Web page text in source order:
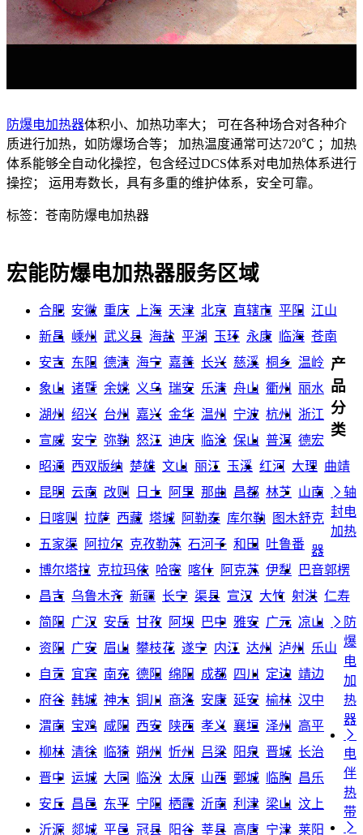
防爆电加热器体积小、加热功率大； 可在各种场合对各种介
质进行加热，如防爆场合等； 加热温度通常可达720℃ ；加热
体系能够全自动化操控，包含经过DCS体系对电加热体系进行
操控； 运用寿数长，具有多重的维护体系，安全可靠。
标签：苍南防爆电加热器
宏能防爆电加热器服务区域
合肥 安徽 重庆 上海 天津 北京 直辖市 平阳
江山
新昌 嵊州 武义县 海盐 平湖 玉环 永康 临海 苍南
安吉 东阳 德清 海宁 嘉善 长兴 慈溪 桐乡 温岭
象山 诸暨 余姚 义乌 瑞安 乐清 舟山 衢州
丽水
湖州
绍兴 台州 嘉兴 金华 温州 宁波 杭州
浙江
宣威 安宁 弥勒 怒江 迪庆 临沧 保山 普洱 德宏
昭通 西双版纳 楚雄 文山 丽江 玉溪 红河 大理 曲靖
昆明 云南 改则 日土 阿里 那曲 昌都 林芝 山南
日喀则
拉萨 西藏 塔城 阿勒泰 库尔勒
图木舒克
五家渠
阿拉尔 克孜勒苏 石河子 和田
吐鲁番
博尔塔拉 克拉玛依 哈密 喀什 阿克苏 伊犁 巴音郭楞
昌吉 乌鲁木齐 新疆 长宁 渠县 宣汉 大竹 射洪 仁寿
简阳
广汉 安岳 甘孜 阿坝 巴中 雅安 广元 凉山
资阳
广安 眉山 攀枝花 遂宁 内江 达州 泸州
乐山
自贡 宜宾 南充 德阳 绵阳 成都 四川 定边 靖边
府谷 韩城 神木 铜川 商洛 安康 延安 榆林 汉中
渭南 宝鸡 咸阳 西安 陕西 孝义 襄垣 泽州
高平
柳林 清徐 临猗 朔州 忻州 吕梁 阳泉 晋城 长治
晋中 运城 大同 临汾 太原 山西 鄄城 临朐 昌乐
安丘 昌邑 东平 宁阳 栖霞 沂南 利津 梁山 汶上
沂源 郯城 平邑 冠县 阳谷 莘县 高唐 宁津 莱阳
产
品
分
类
 轴
封电
加热
器
 防
爆
电
加
热
器

电
伴
热
带
